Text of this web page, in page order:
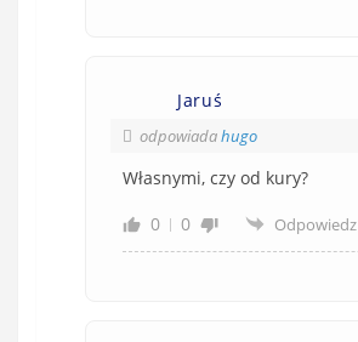
Jaruś
odpowiadahugo
Własnymi, czy od kury?
0
0 Odpowiedz